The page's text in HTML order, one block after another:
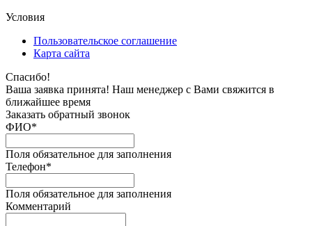
Условия
Пользовательское соглашение
Карта сайта
Спасибо!
Ваша заявка принята! Наш менеджер с Вами свяжится в
ближайшее время
Заказать обратный звонок
ФИО*
Поля обязательное для заполнения
Телефон*
Поля обязательное для заполнения
Комментарий